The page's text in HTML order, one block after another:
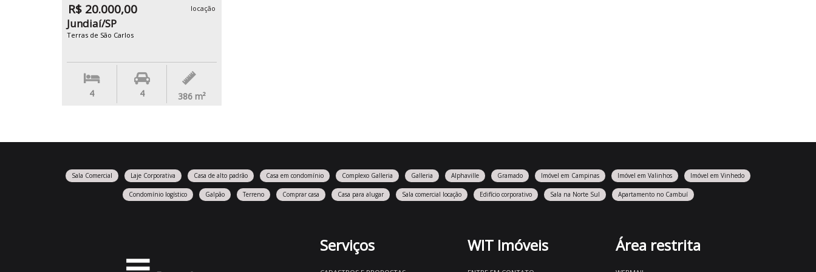
R$ 20.000,00
locação
Jundiaí/SP
Terras de São Carlos
4 4 386 m²
Sala Comercial Laje Corporativa Casa de alto padrão Casa em condomínio Complexo Galleria Galleria Alphaville Gramado Imóvel em Campinas Imóvel em Valinhos Imóvel em Vinhedo
Condomínio logístico Galpão Terreno Comprar casa Casa para alugar Sala comercial locação Edifício corporativo Sala na Norte Sul Apartamento no Cambuí
Serviços WIT Imóveis Área restrita